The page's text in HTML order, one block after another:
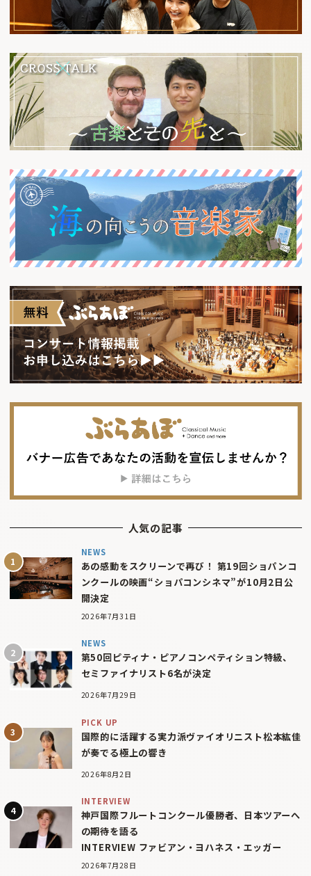
人気の記事
NEWS
あの感動をスクリーンで再び！ 第19回ショパンコ
ンクールの映画“ショパコンシネマ”が10月2日公
開決定
2026年7月31日
NEWS
第50回ピティナ・ピアノコンペティション特級、
セミファイナリスト6名が決定
2026年7月29日
PICK UP
国際的に活躍する実力派ヴァイオリニスト松本紘佳
が奏でる極上の響き
2026年8月2日
INTERVIEW
神戸国際フルートコンクール優勝者、日本ツアーへ
の期待を語る
INTERVIEW ファビアン・ヨハネス・エッガー
2026年7月28日